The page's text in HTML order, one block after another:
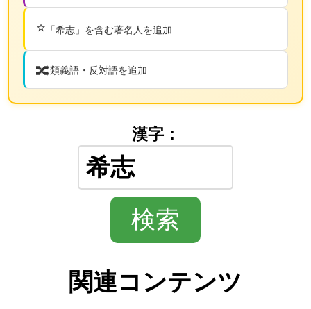
⭐ 「希志」を含む著名人を追加
🔀類義語・反対語を追加
漢字：
関連コンテンツ